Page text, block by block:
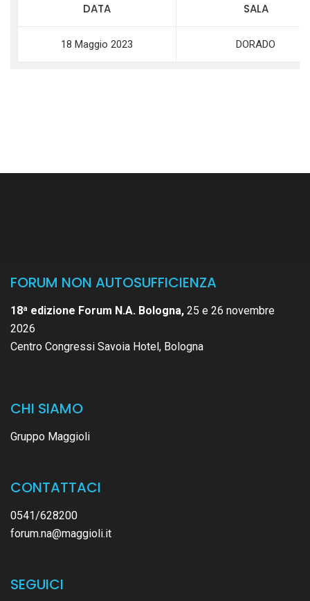
DATA SALA
18 Maggio 2023 DORADO
FORUM NON AUTOSUFFICIENZA
18ª edizione Forum N.A. Bologna, 25 e 26 novembre
2026
Centro Congressi Savoia Hotel, Bologna
CHI SIAMO
Gruppo Maggioli
CONTATTACI
0541/628200
forum.na@maggioli.it
SEGUICI